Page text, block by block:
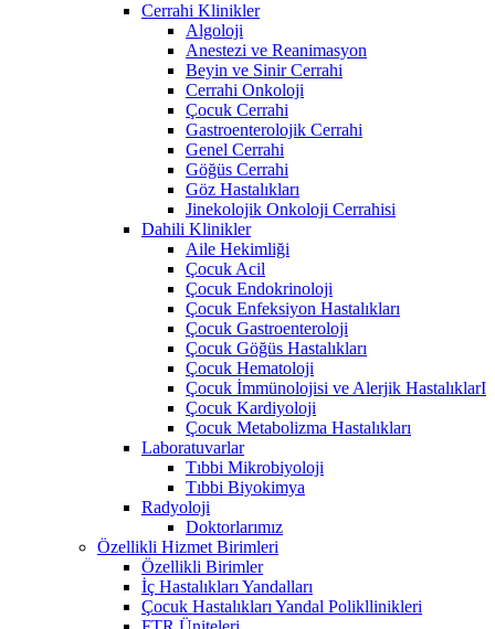
Cerrahi Klinikler
Algoloji
Anestezi ve Reanimasyon
Beyin ve Sinir Cerrahi
Cerrahi Onkoloji
Çocuk Cerrahi
Gastroenterolojik Cerrahi
Genel Cerrahi
Göğüs Cerrahi
Göz Hastalıkları
Jinekolojik Onkoloji Cerrahisi
Dahili Klinikler
Aile Hekimliği
Çocuk Acil
Çocuk Endokrinoloji
Çocuk Enfeksiyon Hastalıkları
Çocuk Gastroenteroloji
Çocuk Göğüs Hastalıkları
Çocuk Hematoloji
Çocuk İmmünolojisi ve Alerjik HastalıklarI
Çocuk Kardiyoloji
Çocuk Metabolizma Hastalıkları
Laboratuvarlar
Tıbbi Mikrobiyoloji
Tıbbi Biyokimya
Radyoloji
Doktorlarımız
Özellikli Hizmet Birimleri
Özellikli Birimler
İç Hastalıkları Yandalları
Çocuk Hastalıkları Yandal Polikllinikleri